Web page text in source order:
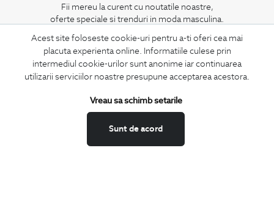
Acest site foloseste cookie-uri pentru a-ti oferi cea mai
placuta experienta online. Informatiile culese prin
intermediul cookie-urilor sunt anonime iar continuarea
utilizarii serviciilor noastre presupune acceptarea acestora.
Sunt de acord
Vreau sa schimb setarile
Fii mereu la curent cu noutatile noastre,
oferte speciale si trenduri in moda masculina.
CONCIERGE
Termeni si conditii
Schimburi si retur
Securitatea datelor
Feedback site
ANPC
SOL